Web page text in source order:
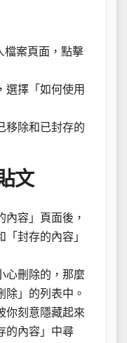
檔案頁面，點擊
選擇「如何使用
移除和已封存的
文
內容」頁面後，
封存的內容」
心刪除的，那麼
除」的列表中。
你刻意隱藏起來
的內容」中尋